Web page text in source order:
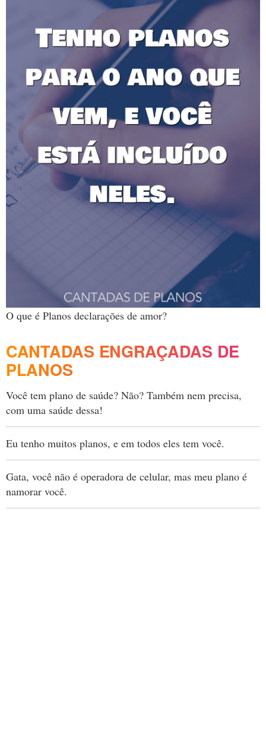
O que é Planos declarações de amor?
CANTADAS ENGRAÇADAS DE
PLANOS
Você tem plano de saúde? Não? Também nem precisa,
com uma saúde dessa!
Eu tenho muitos planos, e em todos eles tem você.
Gata, você não é operadora de celular, mas meu plano é
namorar você.